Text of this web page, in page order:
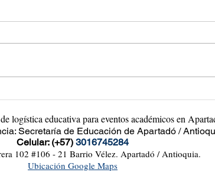
logística educativa para eventos académicos en
Secretaría de Educación de Apartadó /
Celular: (+57) 3016745284
102 #106 - 21 Barrio Vélez. Apartadó / Antioquia.
Ubicación Google Maps